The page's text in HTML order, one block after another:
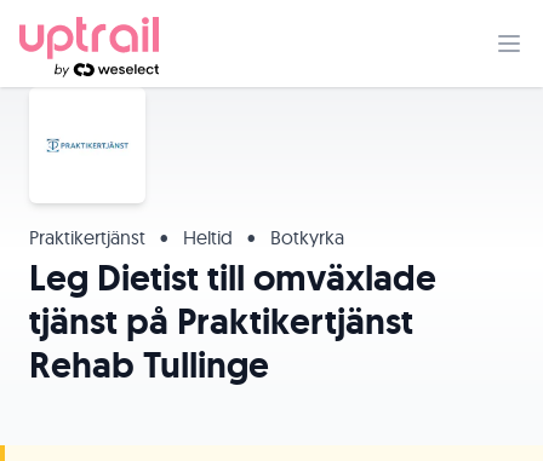
Praktikertjänst • Heltid • Botkyrka
Leg Dietist till omväxlade
tjänst på Praktikertjänst
Rehab Tullinge